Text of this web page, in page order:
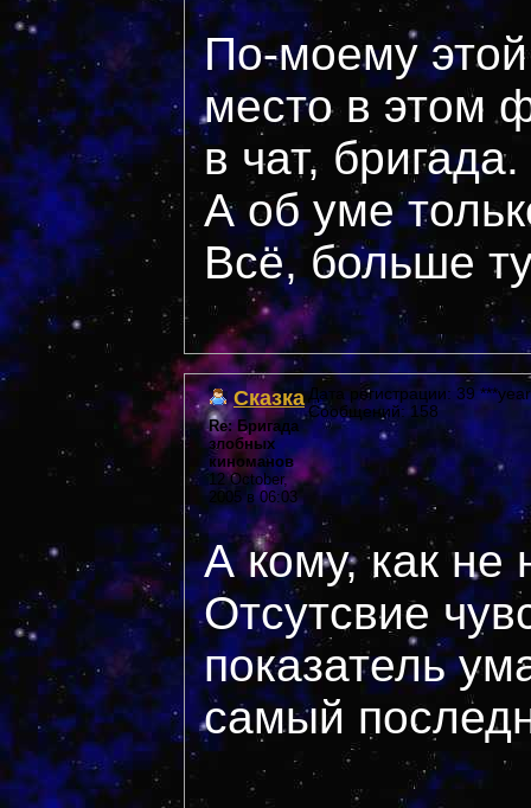
По-моему
место в этом
в чат, бригада.
А об уме
Всё, больше
Сказка
Re: Бригада
злобных
киноманов
12 October,
2005 в 06:03
Дата регистрации: 39
Сообщений: 158
А кому, как не
Отсутсвие
показатель
самый